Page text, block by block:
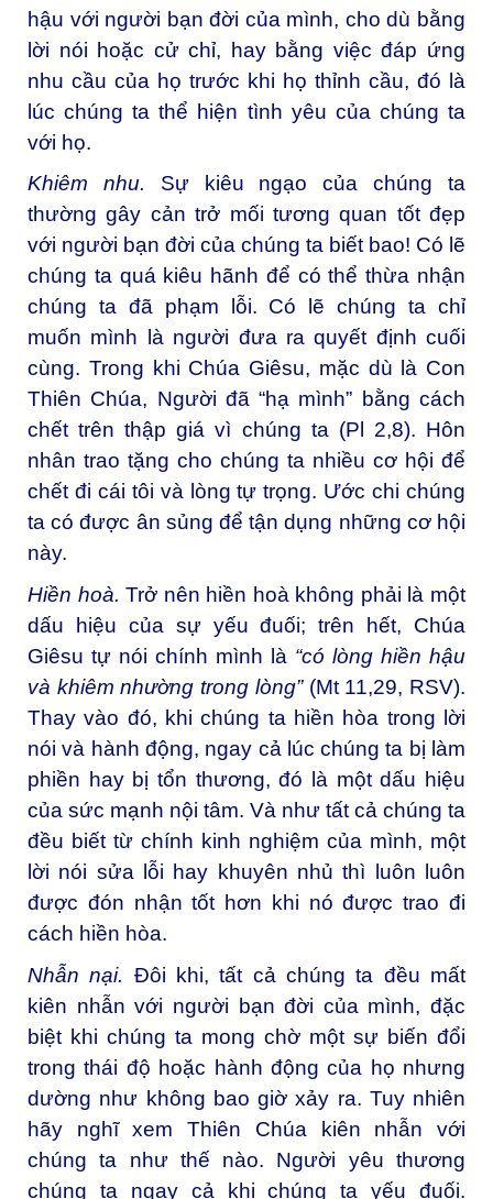
hậu với người bạn đời của mình, cho dù bằng
lời nói hoặc cử chỉ, hay bằng việc đáp ứng
nhu cầu của họ trước khi họ thỉnh cầu, đó là
lúc chúng ta thể hiện tình yêu của chúng ta
với họ.
Khiêm nhu. Sự kiêu ngạo của chúng ta
thường gây cản trở mối tương quan tốt đẹp
với người bạn đời của chúng ta biết bao! Có lẽ
chúng ta quá kiêu hãnh để có thể thừa nhận
chúng ta đã phạm lỗi. Có lẽ chúng ta chỉ
muốn mình là người đưa ra quyết định cuối
cùng. Trong khi Chúa Giêsu, mặc dù là Con
Thiên Chúa, Người đã “hạ mình” bằng cách
chết trên thập giá vì chúng ta (Pl 2,8). Hôn
nhân trao tặng cho chúng ta nhiều cơ hội để
chết đi cái tôi và lòng tự trọng. Ước chi chúng
ta có được ân sủng để tận dụng những cơ hội
này.
Hiền hoà.Trở nên hiền hoà không phải là một
dấu hiệu của sự yếu đuối; trên hết, Chúa
Giêsu tự nói chính mình là “có lòng hiền hậu
và khiêm nhường trong lòng”(Mt 11,29, RSV).
Thay vào đó, khi chúng ta hiền hòa trong lời
nói và hành động, ngay cả lúc chúng ta bị làm
phiền hay bị tổn thương, đó là một dấu hiệu
của sức mạnh nội tâm. Và như tất cả chúng ta
đều biết từ chính kinh nghiệm của mình, một
lời nói sửa lỗi hay khuyên nhủ thì luôn luôn
được đón nhận tốt hơn khi nó được trao đi
cách hiền hòa.
Nhẫn nại. Đôi khi, tất cả chúng ta đều mất
kiên nhẫn với người bạn đời của mình, đặc
biệt khi chúng ta mong chờ một sự biến đổi
trong thái độ hoặc hành động của họ nhưng
dường như không bao giờ xảy ra. Tuy nhiên
hãy nghĩ xem Thiên Chúa kiên nhẫn với
chúng ta như thế nào. Người yêu thương
chúng ta ngay cả khi chúng ta yếu đuối.